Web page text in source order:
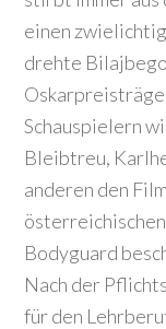
einen
drehte
Schauspielern
Bleibtreu,
anderen den
Bodyguard
Nach der
für den